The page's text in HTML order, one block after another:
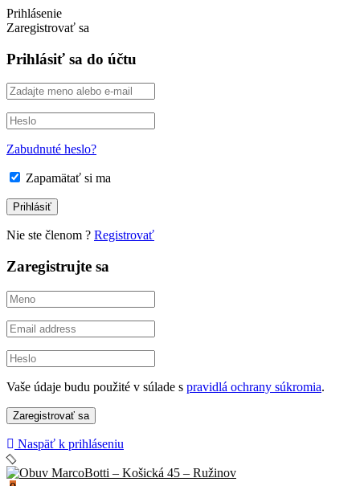
Prihlásenie
Zaregistrovať sa
Prihlásiť sa do účtu
Zabudnuté heslo?
Zapamätať si ma
Nie ste členom ? Registrovať
Zaregistrujte sa
Vaše údaje budu použité v súlade s pravidlá ochrany súkromia.
Naspäť k prihláseniu